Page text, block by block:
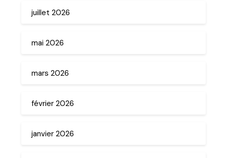
juillet 2026
mai 2026
mars 2026
février 2026
janvier 2026